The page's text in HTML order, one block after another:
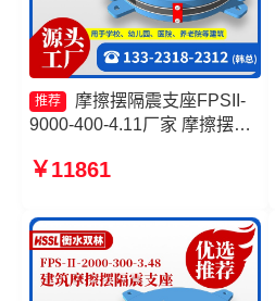
推荐
摩擦摆隔震支座FPSII-
9000-400-4.11厂家 摩擦摆支
生产厂家 摩擦摆式减隔震支座
￥11861